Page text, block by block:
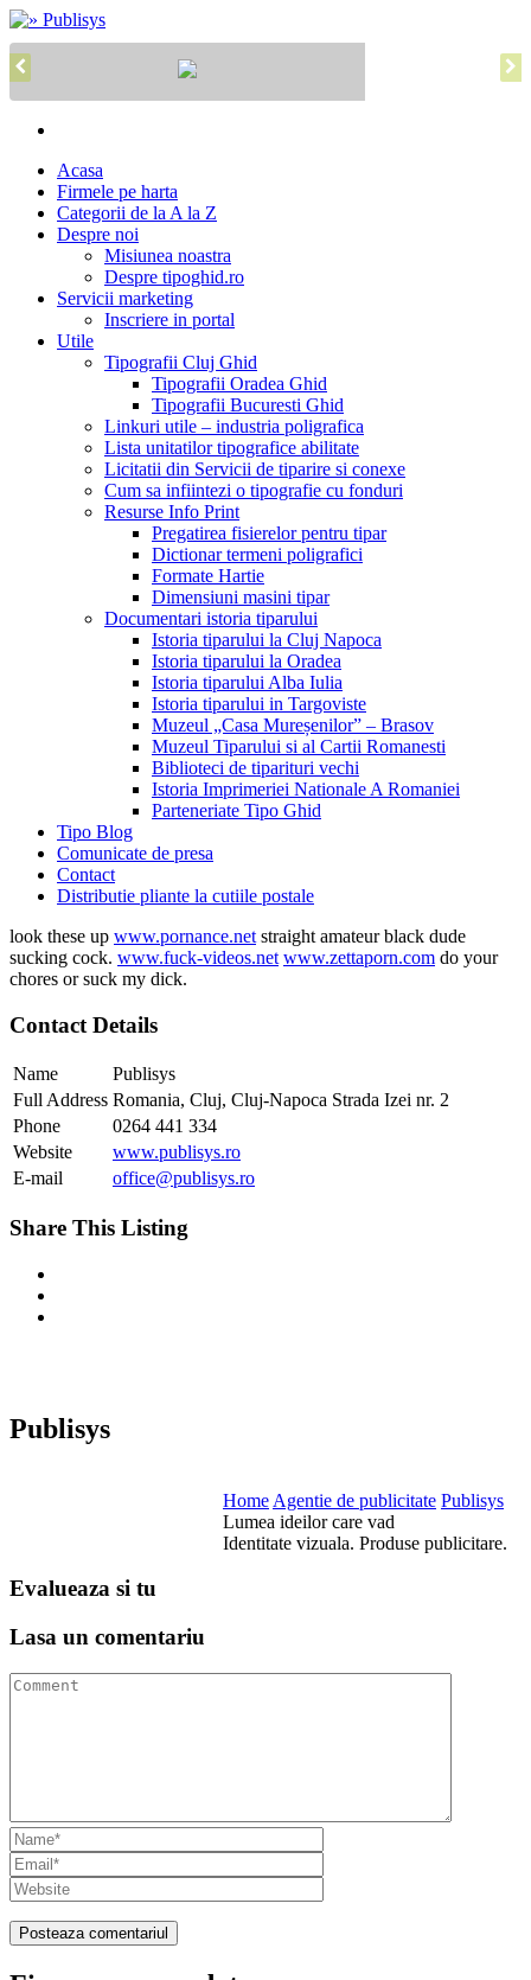
Acasa
Firmele pe harta
Categorii de la A la Z
Despre noi
Misiunea noastra
Despre tipoghid.ro
Servicii marketing
Inscriere in portal
Utile
Tipografii Cluj Ghid
Tipografii Oradea Ghid
Tipografii Bucuresti Ghid
Linkuri utile – industria poligrafica
Lista unitatilor tipografice abilitate
Licitatii din Servicii de tiparire si conexe
Cum sa infiintezi o tipografie cu fonduri
Resurse Info Print
Pregatirea fisierelor pentru tipar
Dictionar termeni poligrafici
Formate Hartie
Dimensiuni masini tipar
Documentari istoria tiparului
Istoria tiparului la Cluj Napoca
Istoria tiparului la Oradea
Istoria tiparului Alba Iulia
Istoria tiparului in Targoviste
Muzeul „Casa Mureșenilor” – Brasov
Muzeul Tiparului si al Cartii Romanesti
Biblioteci de tiparituri vechi
Istoria Imprimeriei Nationale A Romaniei
Parteneriate Tipo Ghid
Tipo Blog
Comunicate de presa
Contact
Distributie pliante la cutiile postale
look these up www.pornance.net straight amateur black dude
sucking cock. www.fuck-videos.net www.zettaporn.com do your
chores or suck my dick.
Contact Details
Name
Publisys
Full Address Romania, Cluj, Cluj-Napoca Strada Izei nr. 2
Phone
0264 441 334
Website
www.publisys.ro
E-mail
office@publisys.ro
Share This Listing
Publisys
Home Agentie de publicitate Publisys
Lumea ideilor care vad
Identitate vizuala. Produse publicitare.
Evalueaza si tu
Lasa un comentariu